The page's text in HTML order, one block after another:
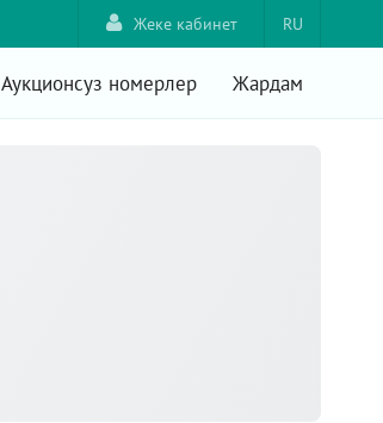
RU
Жеке кабинет
Аукционсуз номерлер Жардам